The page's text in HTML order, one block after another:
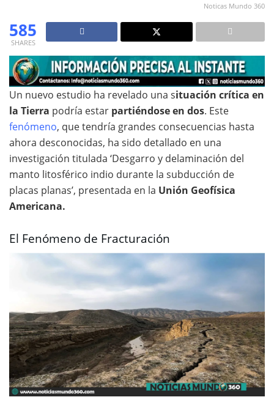
Noticas Mundo 360
585
SHARES
Un nuevo estudio ha revelado una situación crítica en
la Tierra podría estar partiéndose en dos. Este
fenómeno, que tendría grandes consecuencias hasta
ahora desconocidas, ha sido detallado en una
investigación titulada ‘Desgarro y delaminación del
manto litosférico indio durante la subducción de
placas planas’, presentada en la Unión Geofísica
Americana.
El Fenómeno de Fracturación